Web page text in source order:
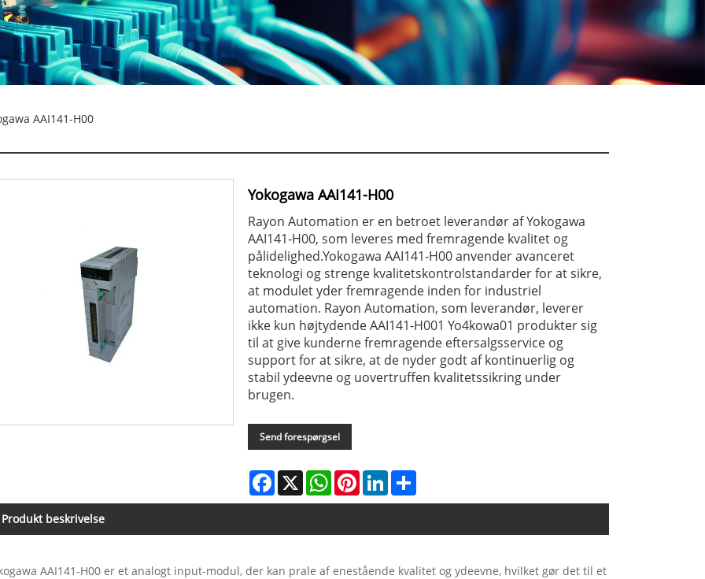
AAI141-H00
Yokogawa AAI141-H00
Rayon Automation er en betroet leverandør af Yokogawa
AAI141-H00, som leveres med fremragende kvalitet og
pålidelighed.Yokogawa AAI141-H00 anvender avanceret
teknologi og strenge kvalitetskontrolstandarder for at sikre,
at modulet yder fremragende inden for industriel
automation. Rayon Automation, som leverandør, leverer
ikke kun højtydende AAI141-H001 Yo4kowa01 produkter sig
til at give kunderne fremragende eftersalgsservice og
support for at sikre, at de nyder godt af kontinuerlig og
stabil ydeevne og uovertruffen kvalitetssikring under
brugen.
Send forespørgsel
Facebook
X WhatsAppPinterestLinkedInShare
Produkt beskrivelse
AAI141-H00 er et analogt input-modul, der kan prale af enestående kvalitet og ydeevne, hvilket gør det til et